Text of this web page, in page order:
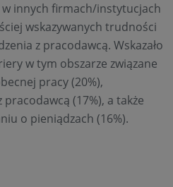
innych firmach/instytucjach
wskazywanych trudności
z pracodawcą. Wskazało
w tym obszarze związane
pracy (20%),
(17%), a także
o pieniądzach (16%).